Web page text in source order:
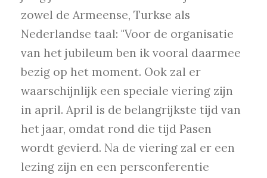
zowel de Armeense, Turkse als
Nederlandse taal: "Voor de organisatie
van het jubileum ben ik vooral daarmee
bezig op het moment. Ook zal er
waarschijnlijk een speciale viering zijn
in april. April is de belangrijkste tijd van
het jaar, omdat rond die tijd Pasen
wordt gevierd. Na de viering zal er een
lezing zijn en een persconferentie